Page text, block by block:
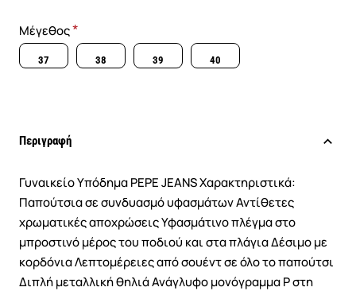
Μέγεθος
37 38 39 40
Περιγραφή
Γυναικείο Υπόδημα PEPE JEANS Χαρακτηριστικά:
Παπούτσια σε συνδυασμό υφασμάτων Αντίθετες
χρωματικές αποχρώσεις Υφασμάτινο πλέγμα στο
μπροστινό μέρος του ποδιού και στα πλάγια Δέσιμο με
κορδόνια Λεπτομέρειες από σουέντ σε όλο το παπούτσι
Διπλή μεταλλική θηλιά Ανάγλυφο μονόγραμμα P στη